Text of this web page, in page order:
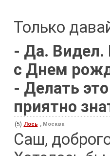
Только
- Да. Видел.
с Днем
- Делать
приятно
(5) Лось , Москва
Саш,